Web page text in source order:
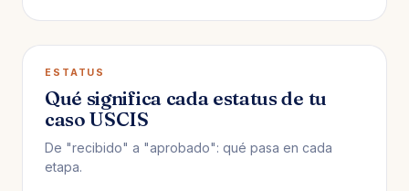
ESTATUS
Qué significa cada estatus de tu
caso USCIS
De "recibido" a "aprobado": qué pasa en cada
etapa.